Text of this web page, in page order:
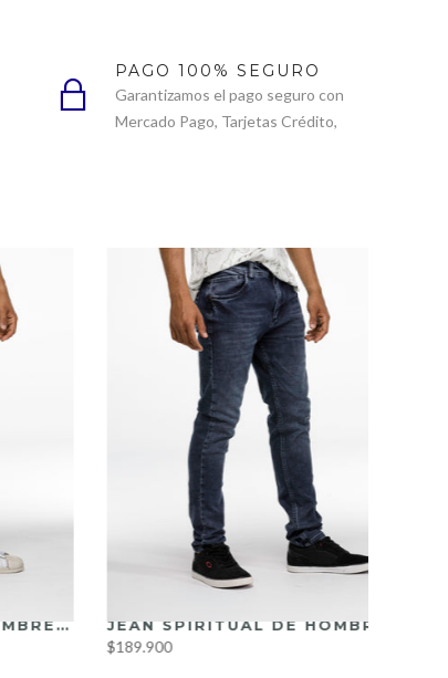
PAGO 100% SEGURO
Garantizamos el pago seguro con
Mercado Pago, Tarjetas Crédito,
JEAN SPIRITUAL DE HOMBRE SKINNY REF HS9013 JEAN SPIRITUAL DE HOMBRE SKINNY REF HS9008
$189.900